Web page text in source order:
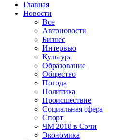
Главная
Новости
Все
Автоновости
Бизнес
Интервью
Культура
Образование
Общество
Погода
Политика
Происшествие
Социальная сфера
Спорт
ЧМ 2018 в Сочи
Экономика